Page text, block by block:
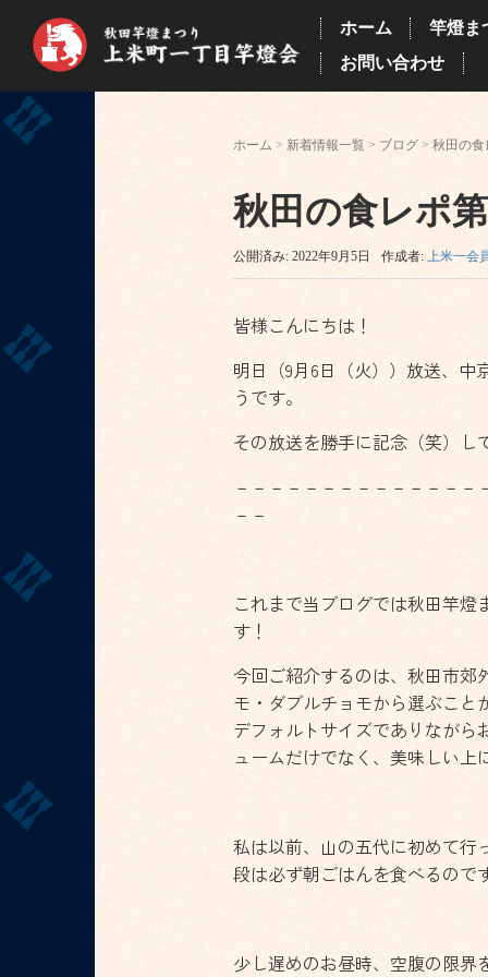
ホーム
竿燈ま
お問い合わせ
ホーム > 新着情報一覧 > ブログ >秋田の
秋田の食レポ
公開済み: 2022年9月5日 作成者:上米一会
皆様こんにちは！
明日（9月6日（火））放送、
うです。
その放送を勝手に記念（笑）し
－－－－－－－－－－－－－
－－
これまで当ブログでは秋田竿
す！
今回ご紹介するのは、秋田市
モ・ダブルチョモから選ぶこ
デフォルトサイズでありなが
ュームだけでなく、美味しい
私は以前、山の五代に初めて行
段は必ず朝ごはんを食べるので
少し遅めのお昼時、空腹の限界